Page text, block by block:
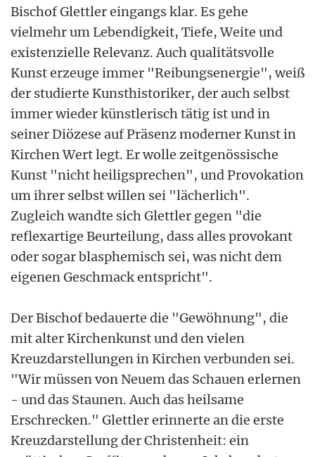
Bischof Glettler eingangs klar. Es gehe
vielmehr um Lebendigkeit, Tiefe, Weite und
existenzielle Relevanz. Auch qualitätsvolle
Kunst erzeuge immer "Reibungsenergie", weiß
der studierte Kunsthistoriker, der auch selbst
immer wieder künstlerisch tätig ist und in
seiner Diözese auf Präsenz moderner Kunst in
Kirchen Wert legt. Er wolle zeitgenössische
Kunst "nicht heiligsprechen", und Provokation
um ihrer selbst willen sei "lächerlich".
Zugleich wandte sich Glettler gegen "die
reflexartige Beurteilung, dass alles provokant
oder sogar blasphemisch sei, was nicht dem
eigenen Geschmack entspricht".
Der Bischof bedauerte die "Gewöhnung", die
mit alter Kirchenkunst und den vielen
Kreuzdarstellungen in Kirchen verbunden sei.
"Wir müssen von Neuem das Schauen erlernen
- und das Staunen. Auch das heilsame
Erschrecken." Glettler erinnerte an die erste
Kreuzdarstellung der Christenheit: ein